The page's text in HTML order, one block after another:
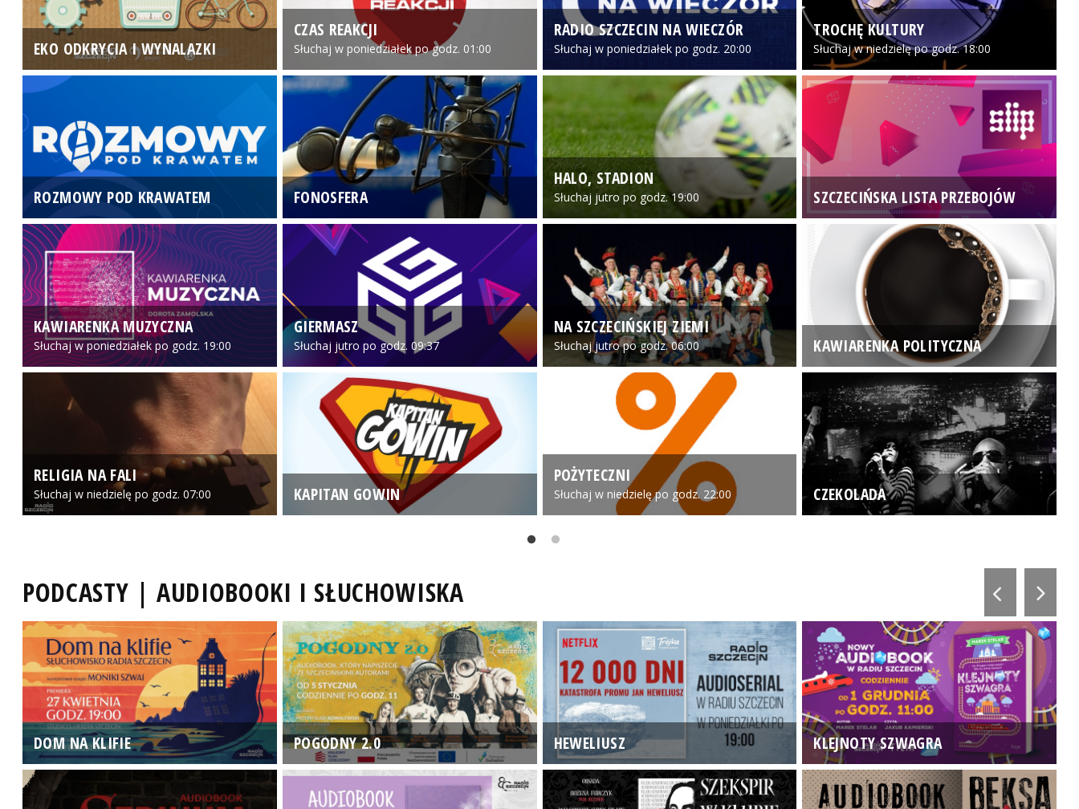
EKO ODKRYCIA I WYNALAZKI
CZAS REAKCJI
Słuchaj w poniedziałek po godz. 01:00
RADIO SZCZECIN NA WIECZÓR
Słuchaj w poniedziałek po godz. 20:00
TROCHĘ KULTURY
Słuchaj w niedzielę po godz. 18:00
ROZMOWY POD KRAWATEM FONOSFERA
HALO, STADION
Słuchaj jutro po godz. 19:00 SZCZECIŃSKA LISTA PRZEBOJÓW
KAWIARENKA MUZYCZNA
Słuchaj w poniedziałek po godz. 19:00
GIERMASZ
Słuchaj jutro po godz. 09:37
NA SZCZECIŃSKIEJ ZIEMI
Słuchaj jutro po godz. 06:00 KAWIARENKA POLITYCZNA
RELIGIA NA FALI
Słuchaj w niedzielę po godz. 07:00 KAPITAN GOWIN
POŻYTECZNI
Słuchaj w niedzielę po godz. 22:00 CZEKOLADA
PODCASTY | AUDIOBOOKI I SŁUCHOWISKA
DOM NA KLIFIE POGODNY 2.0 HEWELIUSZ KLEJNOTY SZWAGRA